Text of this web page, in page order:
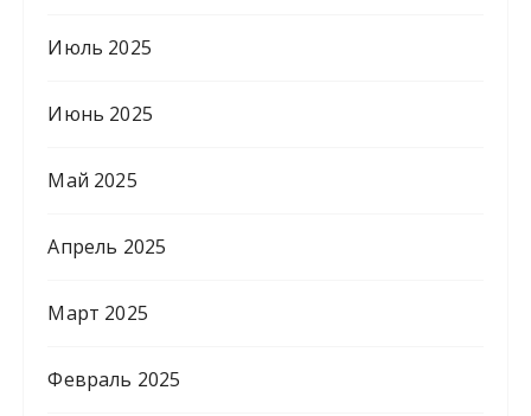
Июль 2025
Июнь 2025
Май 2025
Апрель 2025
Март 2025
Февраль 2025